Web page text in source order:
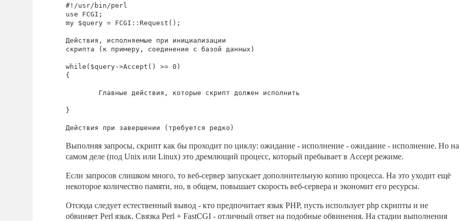
#!/usr/bin/perl
use FCGI;
my $query = FCGI::Request();
Действия, исполняемые при инициализации
скрипта (к примеру, соединение с базой данных)
while($query->Accept() >= 0)
{
}
Выполняя запросы, скрипт как бы проходит по циклу: ожидание - исполнение - ожидание - исполнение. Но на
самом деле (под Unix или Linux) это дремлющий процесс, который пребывает в Accept режиме.
Если запросов слишком много, то веб-сервер запускает дополнительную копию процесса. На это уходит ещё
некоторое количество памяти, но, в общем, повышает скорость веб-сервера и экономит его ресурсы.
Отсюда следует естественный вывод - кто предпочитает язык PHP, пусть использует php скрипты и не
обвиняет Perl язык. Связка Perl + FastCGI - отличный ответ на подобные обвинения. На стадии выполнения